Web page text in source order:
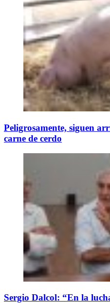
Peligrosamente, siguen
carne de cerdo
Sergio Dalcol: “En la